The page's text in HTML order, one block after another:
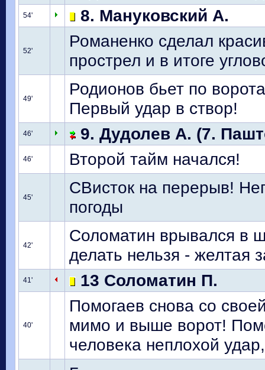
54' 8. Мануковский А.
52'
Романенко сделал
прострел и в итоге
49'
Родионов бьет по
Первый удар в створ!
46' 9. Дудолев А. (7.
46' Второй тайм начался!
45'
СВисток на перерыв!
погоды
42'
Соломатин врывался в
делать нельзя - желтая
41' 13 Соломатин П.
40'
Помогаев снова со
мимо и выше ворот!
человека неплохой